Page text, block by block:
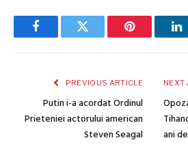
FacebookTwitter Pinterest
PREVIOUS ARTICLE
Putin i-a acordat Ordinul
Prieteniei actorului american
Steven Seagal
NEXT
ani